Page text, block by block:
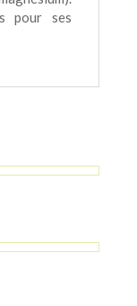
pour ses